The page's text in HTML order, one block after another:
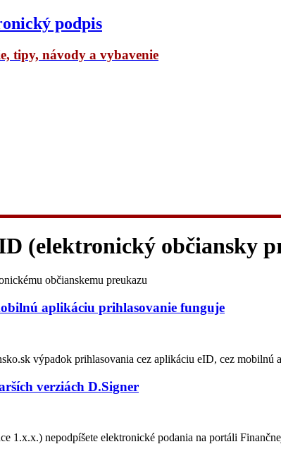
podpis
tipy, návody a vybavenie
(elektronický občiansky
občianskemu preukazu
aplikáciu prihlasovanie funguje
výpadok prihlasovania cez aplikáciu eID, cez
verziách D.Signer
1.x.x.) nepodpíšete elektronické podania na portáli